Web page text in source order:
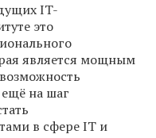
IT-
это
является мощным
на шаг
в сфере IT и